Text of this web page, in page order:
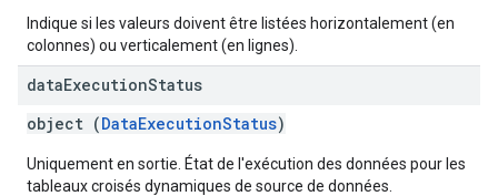
Indique si les valeurs doivent être listées horizontalement (en
colonnes) ou verticalement (en lignes).
dataExecutionStatus
object (DataExecutionStatus)
Uniquement en sortie. État de l'exécution des données pour les
tableaux croisés dynamiques de source de données.